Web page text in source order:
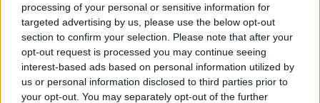
processing of your personal or sensitive information for
targeted advertising by us, please use the below opt-out
section to confirm your selection. Please note that after your
opt-out request is processed you may continue seeing
interest-based ads based on personal information utilized by
us or personal information disclosed to third parties prior to
your opt-out. You may separately opt-out of the further